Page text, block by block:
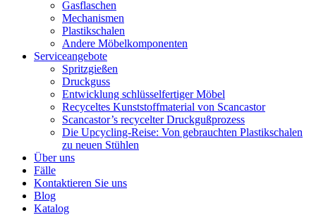
Gasflaschen
Mechanismen
Plastikschalen
Andere Möbelkomponenten
Serviceangebote
Spritzgießen
Druckguss
Entwicklung schlüsselfertiger Möbel
Recyceltes Kunststoffmaterial von Scancastor
Scancastor’s recycelter Druckgußprozess
Die Upcycling-Reise: Von gebrauchten Plastikschalen
zu neuen Stühlen
Über uns
Fälle
Kontaktieren Sie uns
Blog
Katalog